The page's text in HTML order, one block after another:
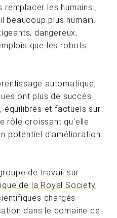
remplacer les humains ;
beaucoup plus humain.
dangereux,
que les robots
automatique,
ont plus de succès
équilibrés et factuels sur
rôle croissant qu'elle
potentiel d'amélioration
de travail sur
de la Royal Society,
chargés
dans le domaine de